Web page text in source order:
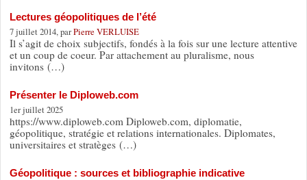
Lectures géopolitiques de l’été
7 juillet 2014, parPierre VERLUISE
Il s’agit de choix subjectifs, fondés à la fois sur une lecture attentive
et un coup de coeur. Par attachement au pluralisme, nous
invitons (…)
Présenter le Diploweb.com
1er juillet 2025
https://www.diploweb.com Diploweb.com, diplomatie,
géopolitique, stratégie et relations internationales. Diplomates,
universitaires et stratèges (…)
Géopolitique : sources et bibliographie indicative